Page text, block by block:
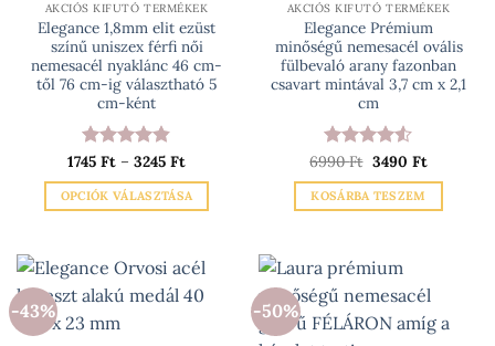
AKCIÓS KIFUTÓ TERMÉKEK
Elegance 1,8mm elit ezüst
színű uniszex férfi női
nemesacél nyaklánc 46 cm-
től 76 cm-ig választható 5
cm-ként
Értékelés:
4.8/ 5
1745 Ft – 3245 FtÁrtartomány:
-
3245 Ft
OPCIÓK VÁLASZTÁSA
terméknek
több
AKCIÓS KIFUTÓ TERMÉKEK
Elegance Prémium
minőségű nemesacél ovális
fülbevaló arany fazonban
csavart mintával 3,7 cm x 2,1
cm
Értékelés:
4.5/ 5
6990Ft Original
was:
6990 Ft.
3490 FtCurrent
is:
KOSÁRBA TESZEM
-43% -50%